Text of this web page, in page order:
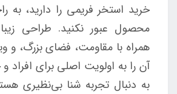
خرید استخر فریمی را دارید، به
محصول عبور نکنید. طراحی
همراه با مقاومت، فضای بزرگ، و
آن را به اولویت اصلی برای افراد
به دنبال تجربه شنا بی‌نظیری